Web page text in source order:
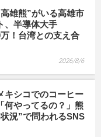
雄熊”がいる高雄市
、半導体大手
万！台湾との支え合
2026/8/6
キシコでのコーヒー
何やってるの？」熊
況”で問われるSNS